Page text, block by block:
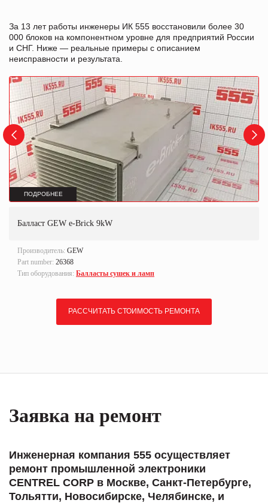
За 13 лет работы инженеры ИК 555 восстановили более 30
000 блоков на компонентном уровне для предприятий России
и СНГ. Ниже — реальные примеры с описанием
неисправности и результата.
ПОДРОБНЕЕ
Балласт GEW e-Brick 9kW
Производитель: GEW
Part number: 26368
Тип оборудования: Балласты сушек и ламп
РАССЧИТАТЬ СТОИМОСТЬ РЕМОНТА
Заявка на ремонт
Инженерная компания 555 осуществляет
ремонт промышленной электроники
CENTREL CORP в Москве, Санкт-Петербурге,
Тольятти, Новосибирске, Челябинске, и